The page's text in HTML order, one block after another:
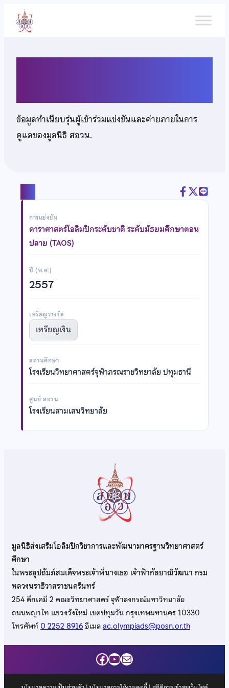
เนื้อหา
ข้อมูลทำเนียบรุ่นผู้เข้าร่วมแข่งขันและค่ายภายในการ
ดูแลของมูลนิธิ สอวน.
การแข่งขัน
ดาราศาสตร์โอลิมปิกระดับชาติ ระดับมัธยมศึกษาตอน
ปลาย (TAOS)
ปี (พ.ศ.)
2557
เหรียญรางวัล
เหรียญเงิน
สถานศึกษา
โรงเรียนวิทยาศาสตร์จุฬาภรณราชวิทยาลัย ปทุมธานี
ศูนย์ สอวน.
โรงเรียนสามเสนวิทยาลัย
มูลนิธิส่งเสริมโอลิมปิกวิชาการและพัฒนามาตรฐานวิทยาศาสตร์
ศึกษา
ในพระอุปถัมภ์สมเด็จพระเจ้าพี่นางเธอ เจ้าฟ้ากัลยาณิวัฒนา กรม
หลวงนราธิวาสราชนครินทร์
254 ตึกเคมี 2 คณะวิทยาศาสตร์ จุฬาลงกรณ์มหาวิทยาลัย
ถนนพญาไท แขวงวังใหม่ เขตปทุมวัน กรุงเทพมหานคร 10330
โทรศัพท์0 2252 8916อีเมลac.olympiads@posn.or.th
Facebook
YouTube
Mail